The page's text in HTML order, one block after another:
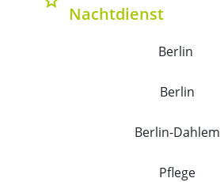
Nachtdienst
Berlin
Berlin
Berlin-Dahlem
Pflege